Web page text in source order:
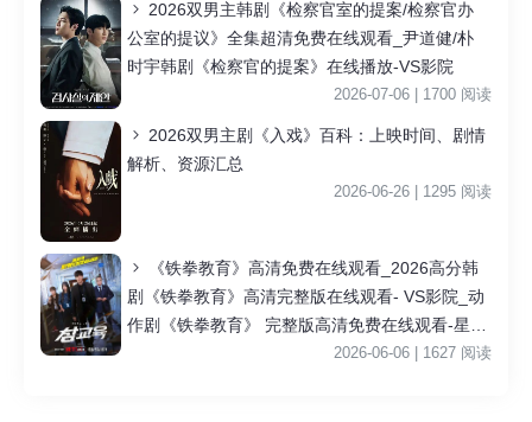
2026双男主韩剧《检察官室的提案/检察官办
公室的提议》全集超清免费在线观看_尹道健/朴
时宇韩剧《检察官的提案》在线播放-VS影院
2026-07-06 | 1700 阅读
2026双男主剧《入戏》百科：上映时间、剧情
解析、资源汇总
2026-06-26 | 1295 阅读
《铁拳教育》高清免费在线观看_2026高分韩
剧《铁拳教育》高清完整版在线观看- VS影院_动
作剧《铁拳教育》 完整版高清免费在线观看-星空
影院李星民主演《铁拳教育》无广告_VS影视
2026-06-06 | 1627 阅读